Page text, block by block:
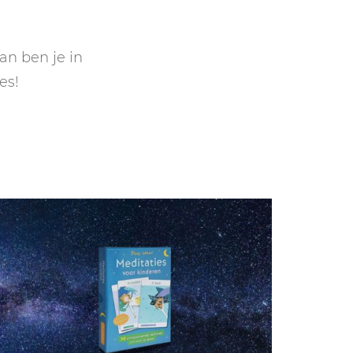
(BULLET) JOURNALLING
DUURZAAMHEID
WILDPLUKKEN
SAMENWERKEN
CONTACT
ben je in